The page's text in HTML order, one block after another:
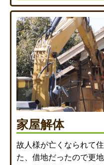
家屋解体
故人様が亡くなられて
た、借地だったので更